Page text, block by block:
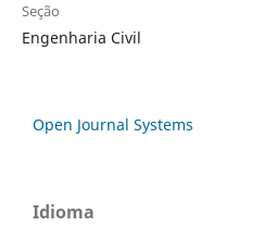
Seção
Engenharia Civil
Open Journal Systems
Idioma